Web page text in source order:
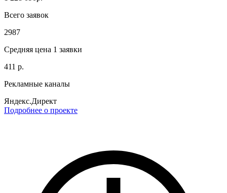
Всего заявок
2987
Средняя цена 1 заявки
411 р.
Рекламные каналы
Яндекс.Директ
Подробнее о проекте